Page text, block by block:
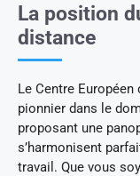
La position
distance
Le Centre
pionnier dans le
proposant une
s’harmonisent
travail. Que vous